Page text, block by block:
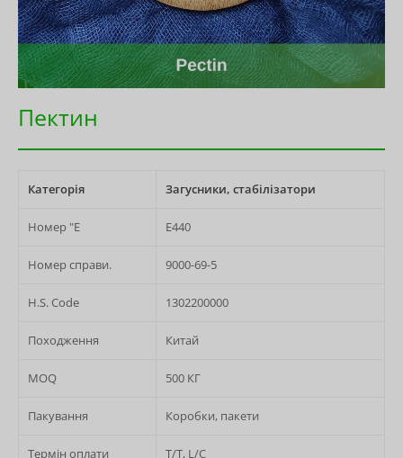
Пектин
Категорія Загусники, стабілізатори
Номер "Е E440
Номер справи. 9000-69-5
H.S. Code 1302200000
Походження Китай
MOQ 500 КГ
Пакування Коробки, пакети
Термін оплати T/T, L/C